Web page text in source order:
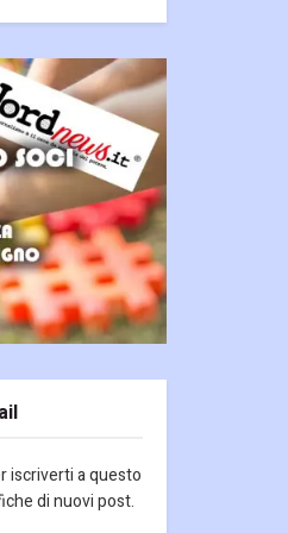
iscriverti a questo
di nuovi post.